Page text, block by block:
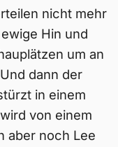
nicht mehr
Hin und
um an
dann der
in einem
von einem
aber noch Lee